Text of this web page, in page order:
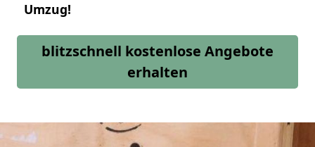
Umzug!
blitzschnell kostenlose Angebote
erhalten